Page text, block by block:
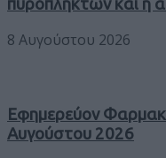
8 Αυγούστου 2026
Εφημερεύον
Αυγούστου 2026